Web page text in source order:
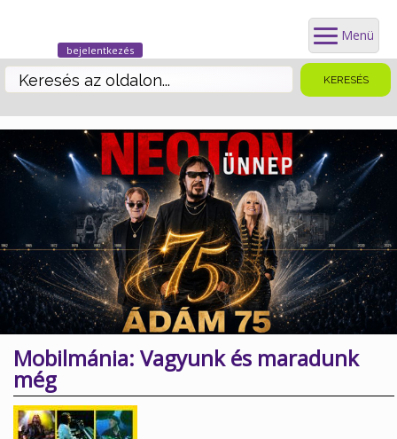
Menü
bejelentkezés
Mobilmánia: Vagyunk és maradunk
még